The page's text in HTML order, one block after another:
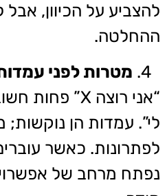
להצביע על הכיוון,
ההחלטה.
מטרות לפני
לי”. עמדות הן
לפתרונות. כאשר
נפתח מרחב של